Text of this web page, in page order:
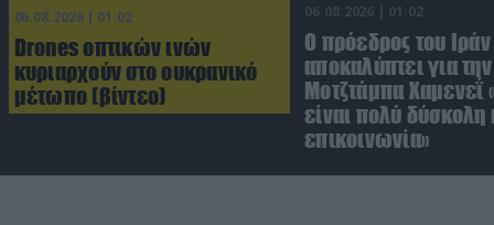
06.08.2026 | 01:02
Drones οπτικών ινών
κυριαρχούν στο ουκρανικό
μέτωπο (βίντεο)
06.08.2026 | 01:02
Ο πρόεδρος του Ιράν
αποκαλύπτει για
Μοτζτάμπα Χαμενεΐ
είναι πολύ δύσκολη
επικοινωνία»